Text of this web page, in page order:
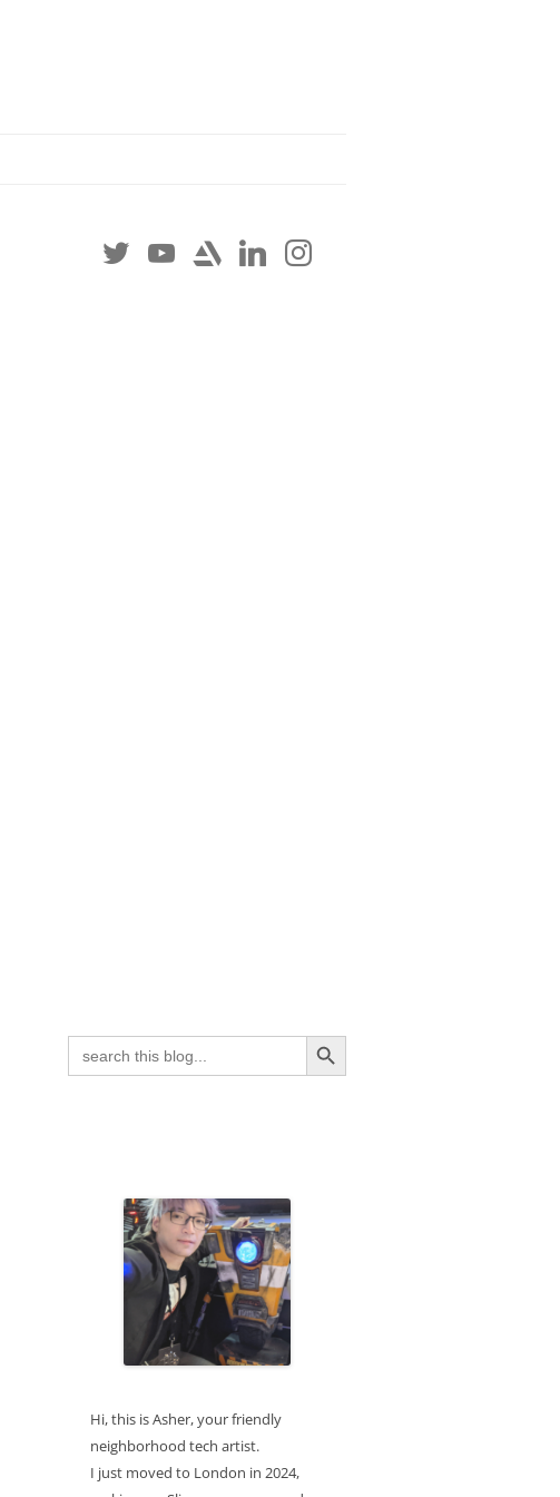
for:
Search Button
Hi, this is Asher, your friendly
neighborhood tech artist.
I just moved to London in 2024,